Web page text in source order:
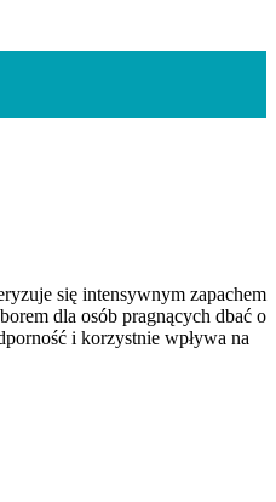
się intensywnym zapachem
dla osób pragnących dbać o
i korzystnie wpływa na